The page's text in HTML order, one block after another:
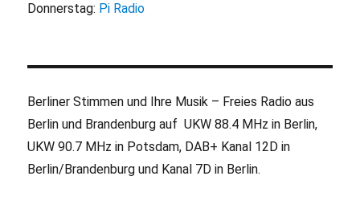
Donnerstag: Pi Radio
Berliner Stimmen und Ihre Musik – Freies Radio aus
Berlin und Brandenburg auf UKW 88.4 MHz in Berlin,
UKW 90.7 MHz in Potsdam, DAB+ Kanal 12D in
Berlin/Brandenburg und Kanal 7D in Berlin.